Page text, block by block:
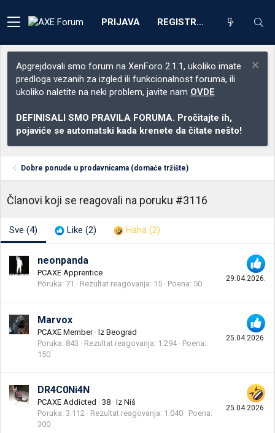
PRIJAVA REGISTRACIJA
Apgrejdovali smo forum na XenForo 2.1.1, ukoliko imate
predloga vezanih za izgled ili funkcionalnost foruma, ili
ukoliko naletite na neki problem, javite nam OVDE
DEFINISALI SMO PRAVILA FORUMA. Pročitajte ih,
pojaviće se automatski kada krenete da čitate nešto!
Dobre ponude u prodavnicama (domaće tržište)
Članovi koji se reagovali na poruku #3116
Sve (4) Like (2) Haha (2)
29.04.2026.
neonpanda
PCAXE Apprentice
Poruka 71 Rezultat reagovanja 15 Poena 50
25.04.2026.
Marvox
PCAXE Member · Iz Beograd
Poruka 843 Rezultat reagovanja 1.294
Poena
150
25.04.2026.
DR4C0Ni4N
PCAXE Addicted · 38 · Iz Niš
Poruka 3.112 Rezultat reagovanja 1.040
Poena
300